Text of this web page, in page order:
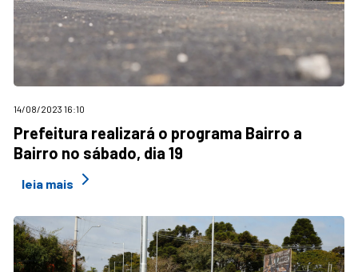
14/08/2023 16:10
Prefeitura realizará o programa Bairro a
Bairro no sábado, dia 19
leia mais